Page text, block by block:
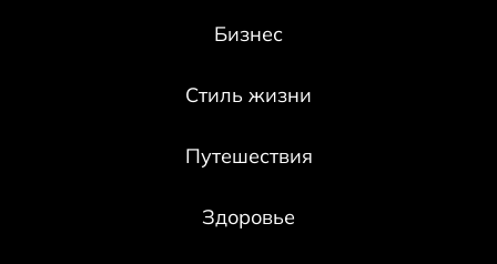
Бизнес
Стиль жизни
Путешествия
Здоровье